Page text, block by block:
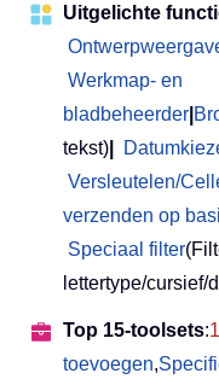
Uitgelichte
Werkmap- en
bladbeheerder
tekst)
Versleutelen/
verzenden op
Speciaal filter
lettertype/cursief/
Top 15-toolsets:
toevoegen,